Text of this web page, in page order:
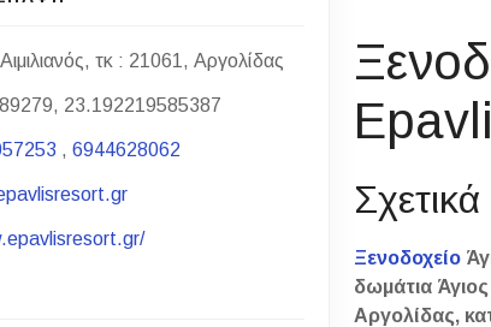
τκ : 21061, Αργολίδας
23.192219585387
, 6944628062
Ξενοδοχείο
δωμάτια Άγιος
Αργολίδας,